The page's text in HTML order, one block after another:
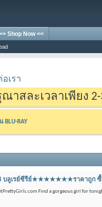
Shop Now <<
เรา
าสละเวลาเพียง
BLU-RAY
บลูเรย์ซีรีย์★★★★★★★ราคาถู
Find a gorgeous girl for